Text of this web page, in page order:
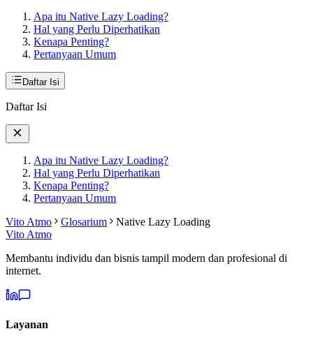
Apa itu Native Lazy Loading?
Hal yang Perlu Diperhatikan
Kenapa Penting?
Pertanyaan Umum
Daftar Isi
Daftar Isi
Apa itu Native Lazy Loading?
Hal yang Perlu Diperhatikan
Kenapa Penting?
Pertanyaan Umum
Vito Atmo
Glosarium
Native Lazy Loading
Vito Atmo
Membantu individu dan bisnis tampil modern dan profesional di
internet.
Layanan